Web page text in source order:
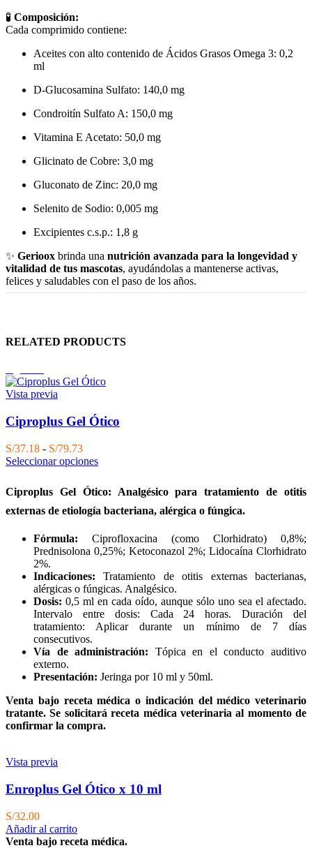
🧪 Composición:
Cada comprimido contiene:
Aceites con alto contenido de Ácidos Grasos Omega 3: 0,2
ml
D-Glucosamina Sulfato: 140,0 mg
Condroitín Sulfato A: 150,0 mg
Vitamina E Acetato: 50,0 mg
Glicinato de Cobre: 3,0 mg
Gluconato de Zinc: 20,0 mg
Selenito de Sodio: 0,005 mg
Excipientes c.s.p.: 1,8 g
✨ Gerioox brinda una nutrición avanzada para la longevidad y
vitalidad de tus mascotas, ayudándolas a mantenerse activas,
felices y saludables con el paso de los años.
RELATED PRODUCTS
Vista previa
Ciproplus Gel Ótico
S/37.18 - S/79.73Rango
de
desde
S/37.18
hasta
Seleccionar opciones
Ciproplus Gel Ótico: Analgésico para tratamiento de otitis
externas de etiología bacteriana, alérgica o fúngica.
Fórmula: Ciprofloxacina (como Clorhidrato) 0,8%;
Prednisolona 0,25%; Ketoconazol 2%; Lidocaína Clorhidrato
2%.
Indicaciones: Tratamiento de otitis externas bacterianas,
alérgicas o fúngicas. Analgésico.
Dosis: 0,5 ml en cada oído, aunque sólo uno sea el afectado.
Intervalo entre dosis: Cada 24 horas. Duración del
tratamiento: Aplicar durante un mínimo de 7 días
consecutivos.
Vía de administración: Tópica en el conducto auditivo
externo.
Presentación: Jeringa por 10 ml y 50ml.
Venta bajo receta médica o indicación del médico veterinario
tratante. Se solicitará receta médica veterinaria al momento de
confirmar la compra.
Vista previa
Enroplus Gel Ótico x 10 ml
S/32.00
Añadir al carrito
Venta bajo receta médica.